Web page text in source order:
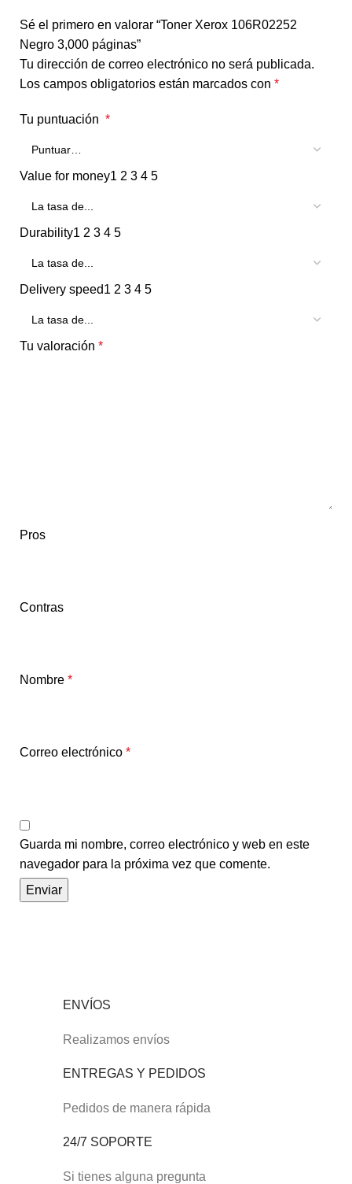
Sé el primero en valorar “Toner Xerox 106R02252
Negro 3,000 páginas”
Tu dirección de correo electrónico no será publicada.
Los campos obligatorios están marcados con *
Tu puntuación *
Value for money1 2 3 4 5
Durability1 2 3 4 5
Delivery speed1 2 3 4 5
Tu valoración *
Pros
Contras
Nombre *
Correo electrónico *
Guarda mi nombre, correo electrónico y web en este
navegador para la próxima vez que comente.
ENVÍOS
Realizamos envíos
ENTREGAS Y PEDIDOS
Pedidos de manera rápida
24/7 SOPORTE
Si tienes alguna pregunta